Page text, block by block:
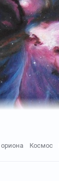
Космос